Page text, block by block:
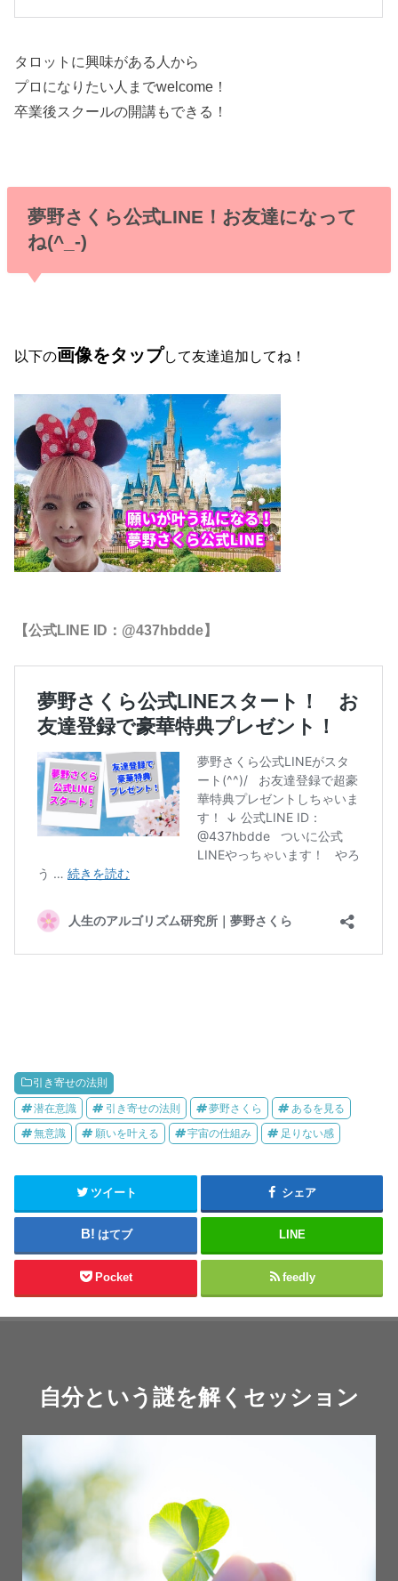
タロットに興味がある人から
プロになりたい人までwelcome！
卒業後スクールの開講もできる！
夢野さくら公式LINE！お友達になって
ね(^_-)
以下の画像をタップして友達追加してね！
【公式LINE ID：@437hbdde】
引き寄せの法則
潜在意識 引き寄せの法則 夢野さくら あるを見る
無意識 願いを叶える 宇宙の仕組み 足りない感
ツイート シェア
はてブ LINE
Pocket feedly
自分という謎を解くセッション